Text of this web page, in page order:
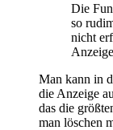
Die
so
nicht
Man kann in
die Anzeige
das die
man löschen